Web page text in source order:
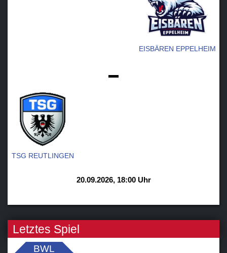
EISBÄREN EPPELHEIM
TSG REUTLINGEN
20.09.2026, 18:00 Uhr
Letztes Spiel
BWL